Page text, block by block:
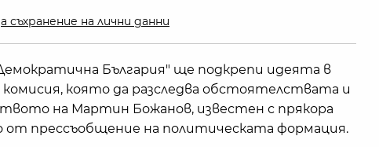
съхранение на лични данни
България" ще подкрепи идеята в
комисия, която да разследва обстоятелствата и
на Мартин Божанов, известен с прякора
от прессъобщение на политическата формация.